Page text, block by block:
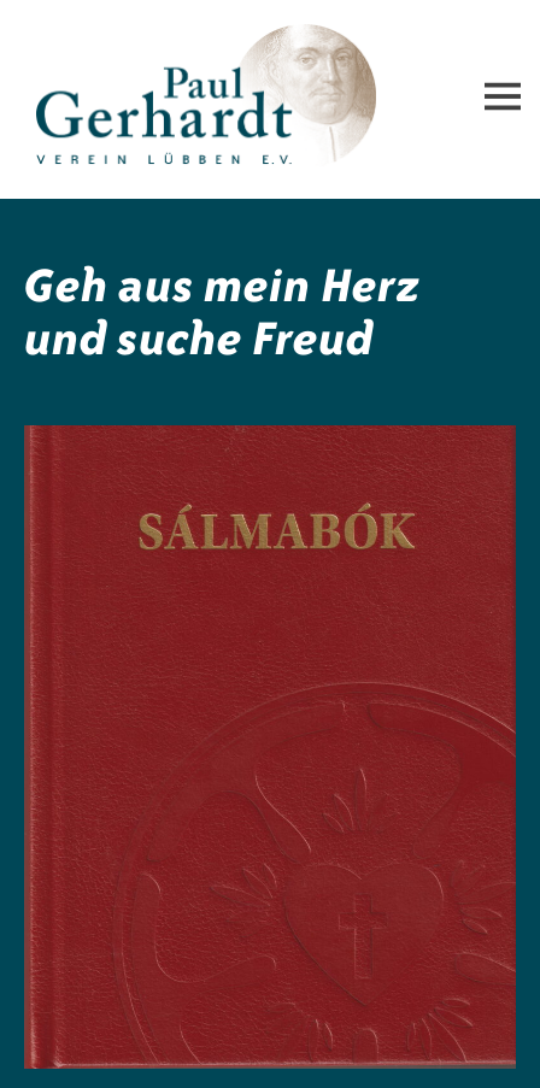
Paul-Gerhardt-Verein Lübben e.V.
Geh aus mein Herz
und suche Freud